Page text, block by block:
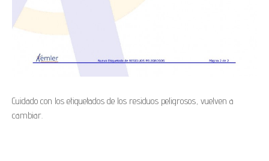
Cuidado con los etiquetados de los residuos peligrosos, vuelven a
cambiar.